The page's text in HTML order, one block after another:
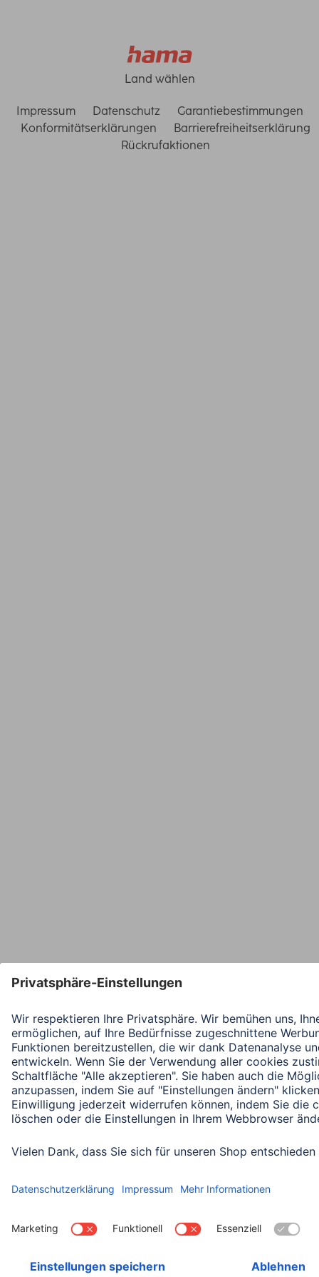
Land wählen
Impressum Datenschutz
Garantiebestimmungen
Konformitätserklärungen
Barrierefreiheitserklärung
Rückrufaktionen